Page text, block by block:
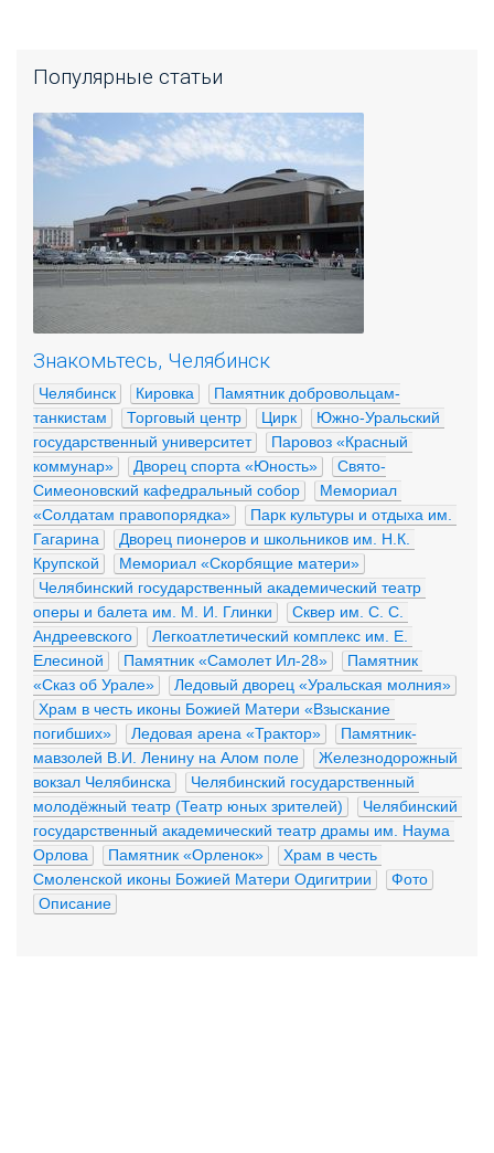
Популярные статьи
Знакомьтесь, Челябинск
Челябинск Кировка
Памятник добровольцам-
танкистам
Торговый центр Цирк
Южно-Уральский
государственный университет
Паровоз «Красный
коммунар»
Дворец спорта «Юность»
Свято-
Симеоновский кафедральный собор
Мемориал
«Солдатам правопорядка»
Парк культуры и отдыха им.
Гагарина
Дворец пионеров и школьников им. Н.К.
Крупской
Мемориал «Скорбящие матери»
Челябинский государственный академический театр
оперы и балета им. М. И. Глинки
Сквер им. С. С.
Андреевского
Легкоатлетический комплекс им. Е.
Елесиной
Памятник «Самолет Ил-28»
Памятник
«Сказ об Урале»
Ледовый дворец «Уральская молния»
Храм в честь иконы Божией Матери «Взыскание
погибших»
Ледовая арена «Трактор»
Памятник-
мавзолей В.И. Ленину на Алом поле
Железнодорожный
вокзал Челябинска
Челябинский государственный
молодёжный театр (Театр юных зрителей)
Челябинский
государственный академический театр драмы им. Наума
Орлова
Памятник «Орленок»
Храм в честь
Смоленской иконы Божией Матери Одигитрии
Фото
Описание